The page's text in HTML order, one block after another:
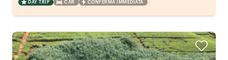
DAY TRIP CAR CONFERMA IMMEDIATA